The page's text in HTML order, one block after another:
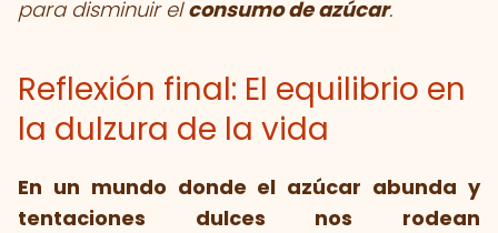
para disminuir elconsumo de azúcar.
Reflexión final: El equilibrio en
la dulzura de la vida
En un mundo donde el azúcar abunda y
tentaciones dulces nos rodean